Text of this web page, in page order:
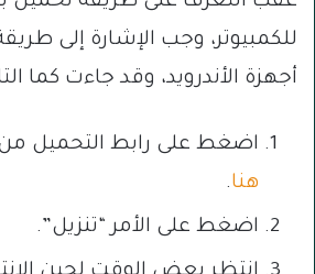
للكمبيوتر، وجب الإشارة إلى
أجهزة الأندرويد، وقد جاءت كما
اضغط على رابط التحميل
هنا.
اضغط على الأمر “تنزيل”.